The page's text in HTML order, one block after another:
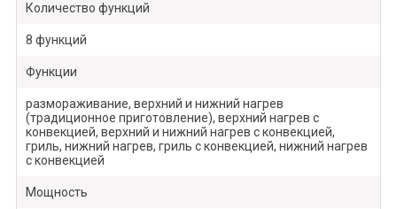
Количество функций
8 функций
Функции
размораживание, верхний и нижний нагрев
(традиционное приготовление), верхний нагрев с
конвекцией, верхний и нижний нагрев с конвекцией,
гриль, нижний нагрев, гриль с конвекцией, нижний нагрев
с конвекцией
Мощность